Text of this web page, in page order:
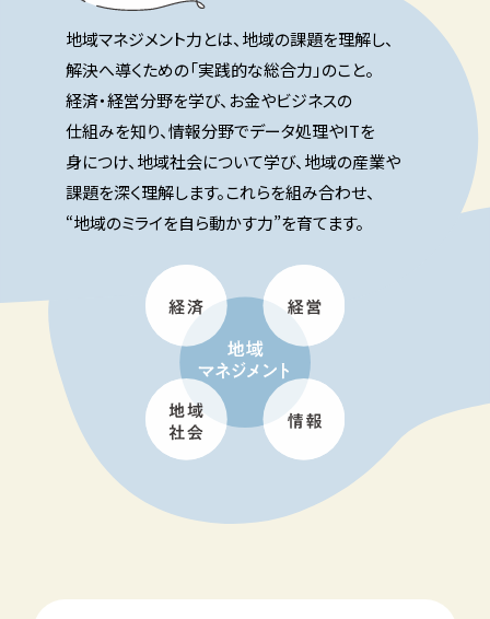
地域マネジメント力とは、地域の課題を理解し、
解決へ導くための「実践的な総合力」のこと。
経済・経営分野を学び、お金やビジネスの
仕組みを知り、情報分野でデータ処理やITを
身につけ、 地域社会について学び、地域の産業や
課題を深く理解します。これらを組み合わせ、
“地域のミライを自ら動かす力”を育てます。